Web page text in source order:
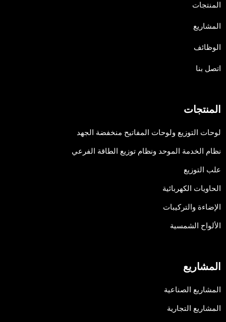
المنتجات
المشاريع
الوظائف
اتصل بنا
المنتجات
لوحات التوزيع ولوحات المفاتيح منخفضة الجهد
نظام الخدمة الموحد ونظام توزيع الطاقة الفرعي
علب التوزيع
الحاويات الكهربائية
الإضاءة والتركيبات
الألواح الشمسية
المشاريع
المشاريع الصناعية
المشاريع التجارية